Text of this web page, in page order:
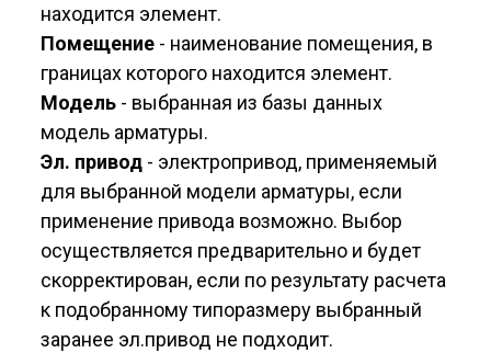
находится элемент.
Помещение - наименование помещения, в
границах которого находится элемент.
Модель - выбранная из базы данных
модель арматуры.
Эл. привод - электропривод, применяемый
для выбранной модели арматуры, если
применение привода возможно. Выбор
осуществляется предварительно и будет
скорректирован, если по результату расчета
к подобранному типоразмеру выбранный
заранее эл.привод не подходит.